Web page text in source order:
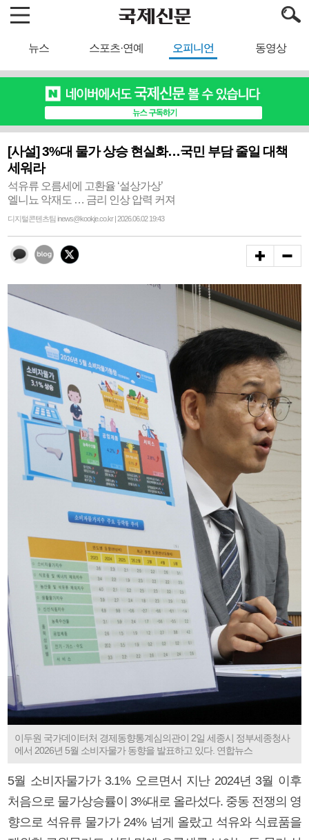
뉴스 스포츠·연예 오피니언 동영상
[사설] 3%대 물가 상승 현실화…국민 부담 줄일 대책
세워라
석유류 오름세에 고환율 ‘설상가상’
엘니뇨 악재도 … 금리 인상 압력 커져
디지털콘텐츠팀 inews@kookje.co.kr | 2026.06.02 19:43
이두원 국가데이터처 경제동향통계심의관이 2일 세종시 정부세종청사
에서 2026년 5월 소비자물가 동향을 발표하고 있다. 연합뉴스
5월 소비자물가가 3.1% 오르면서 지난 2024년 3월 이후
처음으로 물가상승률이 3%대로 올라섰다. 중동 전쟁의 영
향으로 석유류 물가가 24% 넘게 올랐고 석유와 식료품을